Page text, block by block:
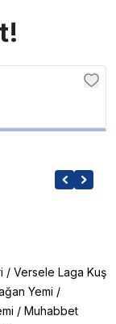
/ Versele Laga Kuş
Yemi /
/ Muhabbet